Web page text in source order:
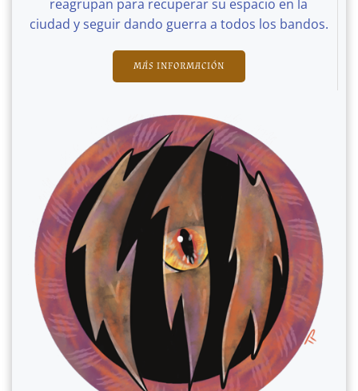
reagrupan para recuperar su espacio en la
ciudad y seguir dando guerra a todos los bandos.
MÁS INFORMACIÓN